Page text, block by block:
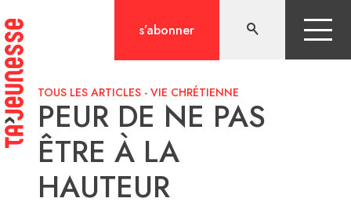
au
contenu
s’abonner
TOUS LES ARTICLES - VIE CHRÉTIENNE
PEUR DE NE PAS
ÊTRE À LA
HAUTEUR